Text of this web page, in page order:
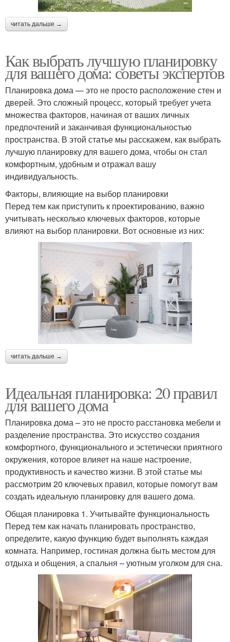
читать дальше →
Как выбрать лучшую планировку
для вашего дома: советы экспертов
Планировка дома — это не просто расположение стен и
дверей. Это сложный процесс, который требует учета
множества факторов, начиная от ваших личных
предпочтений и заканчивая функциональностью
пространства. В этой статье мы расскажем, как выбрать
лучшую планировку для вашего дома, чтобы он стал
комфортным, удобным и отражал вашу
индивидуальность.
Факторы, влияющие на выбор планировки
Перед тем как приступить к проектированию, важно
учитывать несколько ключевых факторов, которые
влияют на выбор планировки. Вот основные из них:
читать дальше →
Идеальная планировка: 20 правил
для вашего дома
Планировка дома – это не просто расстановка мебели и
разделение пространства. Это искусство создания
комфортного, функционального и эстетически приятного
окружения, которое влияет на наше настроение,
продуктивность и качество жизни. В этой статье мы
рассмотрим 20 ключевых правил, которые помогут вам
создать идеальную планировку для вашего дома.
Общая планировка 1. Учитывайте функциональность
Перед тем как начать планировать пространство,
определите, какую функцию будет выполнять каждая
комната. Например, гостиная должна быть местом для
отдыха и общения, а спальня – уютным уголком для сна.